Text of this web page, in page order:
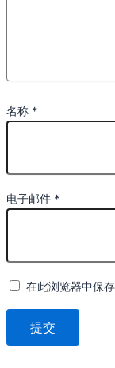
名称 *
电子邮件 *
在此浏览器中保